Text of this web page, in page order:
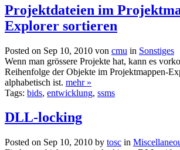
Projektdateien im
Explorer sortieren
Posted on Sep 10, 2010 von cmu in Sonstiges
Wenn man grössere Projekte hat, kann es
Reihenfolge der Objekte im Projektmappen-
alphabetisch ist. mehr »
Tags: bids, entwicklung, ssms
DLL-locking
Posted on Sep 10, 2010 by tosc in